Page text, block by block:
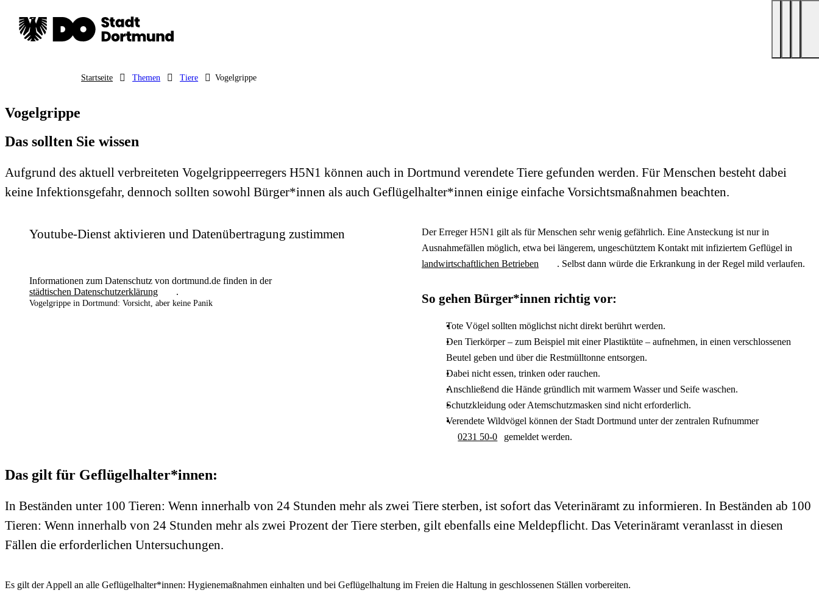
Startseite Themen Tiere Vogelgrippe
Vogelgrippe
Das sollten Sie wissen
Aufgrund des aktuell verbreiteten Vogelgrippeerregers H5N1 können auch in Dortmund verendete Tiere gefunden werden. Für Menschen besteht dabei
keine Infektionsgefahr, dennoch sollten sowohl Bürger*innen als auch Geflügelhalter*innen einige einfache Vorsichtsmaßnahmen beachten.
Youtube-Dienst aktivieren und Datenübertragung zustimmen
Informationen zum Datenschutz von dortmund.de finden in der
städtischen Datenschutzerklärung
.
Vogelgrippe in Dortmund: Vorsicht, aber keine Panik
Der Erreger H5N1 gilt als für Menschen sehr wenig gefährlich. Eine Ansteckung ist nur in
Ausnahmefällen möglich, etwa bei längerem, ungeschütztem Kontakt mit infiziertem Geflügel in
landwirtschaftlichen Betrieben
. Selbst dann würde die Erkrankung in der Regel mild verlaufen.
So gehen Bürger*innen richtig vor:
Tote Vögel sollten möglichst nicht direkt berührt werden.
Den Tierkörper – zum Beispiel mit einer Plastiktüte – aufnehmen, in einen verschlossenen
Beutel geben und über die Restmülltonne entsorgen.
Dabei nicht essen, trinken oder rauchen.
Anschließend die Hände gründlich mit warmem Wasser und Seife waschen.
Schutzkleidung oder Atemschutzmasken sind nicht erforderlich.
Verendete Wildvögel können der Stadt Dortmund unter der zentralen Rufnummer
0231 50-0
gemeldet werden.
Das gilt für Geflügelhalter*innen:
In Beständen unter 100 Tieren: Wenn innerhalb von 24 Stunden mehr als zwei Tiere sterben, ist sofort das Veterinäramt zu informieren. In Beständen ab 100
Tieren: Wenn innerhalb von 24 Stunden mehr als zwei Prozent der Tiere sterben, gilt ebenfalls eine Meldepflicht. Das Veterinäramt veranlasst in diesen
Fällen die erforderlichen Untersuchungen.
Es gilt der Appell an alle Geflügelhalter*innen: Hygienemaßnahmen einhalten und bei Geflügelhaltung im Freien die Haltung in geschlossenen Ställen vorbereiten.